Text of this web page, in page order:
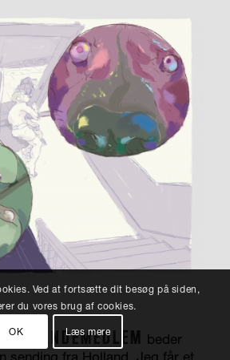
BANDEMEDLEM
beder
sending fra Holland. Jeg får et
Ved at fortsætte dit besøg på siden,
du vores brug af cookies.
OK Læs mere